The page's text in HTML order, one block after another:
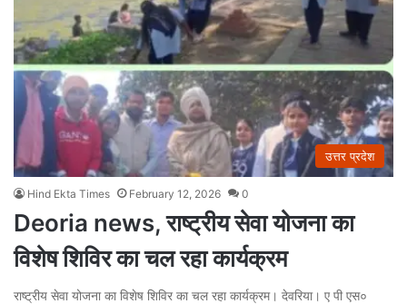
उत्तर प्रदेश
Hind Ekta Times February 12, 2026 0
Deoria news, राष्ट्रीय सेवा योजना का
विशेष शिविर का चल रहा कार्यक्रम
राष्ट्रीय सेवा योजना का विशेष शिविर का चल रहा कार्यक्रम। देवरिया। ए पी एस०